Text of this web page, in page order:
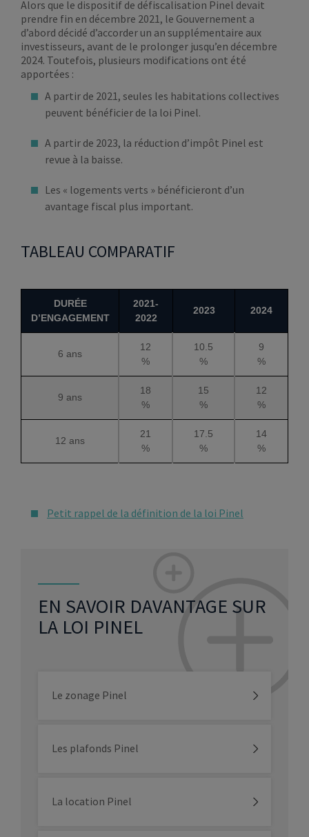
Alors que le dispositif de défiscalisation Pinel devait
prendre fin en décembre 2021, le Gouvernement a
d’abord décidé d’accorder un an supplémentaire aux
investisseurs, avant de le prolonger jusqu’en décembre
2024. Toutefois, plusieurs modifications ont été
apportées :
A partir de 2021, seules les habitations collectives
peuvent bénéficier de la loi Pinel.
A partir de 2023, la réduction d’impôt Pinel est
revue à la baisse.
Les « logements verts » bénéficieront d’un
avantage fiscal plus important.
TABLEAU COMPARATIF
DURÉE
D’ENGAGEMENT
2021-
2022
2023 2024
6 ans
12
%
10.5
%
9
%
9 ans
18
%
15
%
12
%
12 ans
21
%
17.5
%
14
%
Petit rappel de la définition de la loi Pinel
EN SAVOIR DAVANTAGE SUR
LA LOI PINEL
Le zonage Pinel
Les plafonds Pinel
La location Pinel